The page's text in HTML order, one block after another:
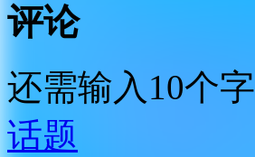
评论
还需输入10个字
话题